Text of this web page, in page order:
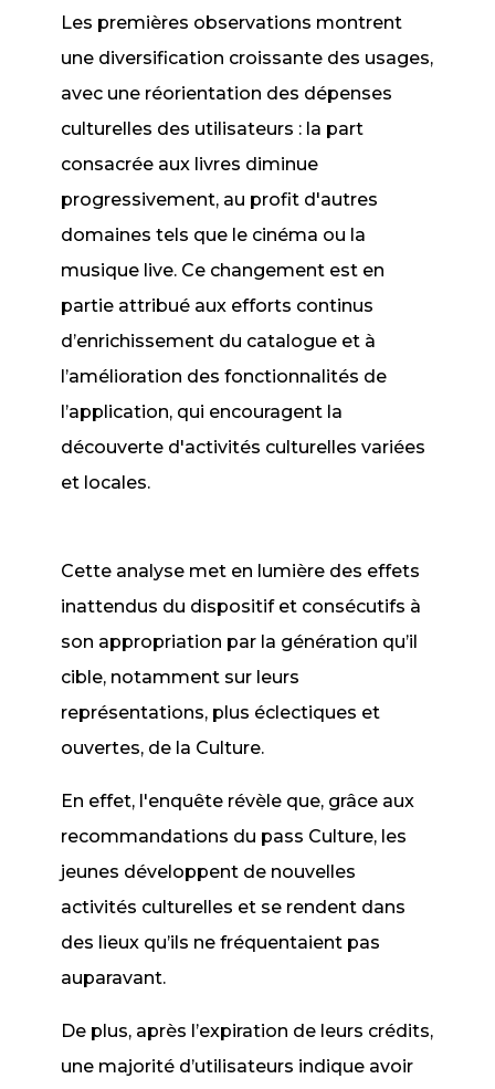
Les premières observations montrent
une diversification croissante des usages,
avec une réorientation des dépenses
culturelles des utilisateurs : la part
consacrée aux livres diminue
progressivement, au profit d'autres
domaines tels que le cinéma ou la
musique live. Ce changement est en
partie attribué aux efforts continus
d’enrichissement du catalogue et à
l’amélioration des fonctionnalités de
l’application, qui encouragent la
découverte d'activités culturelles variées
et locales.
Cette analyse met en lumière des effets
inattendus du dispositif et consécutifs à
son appropriation par la génération qu’il
cible, notamment sur leurs
représentations, plus éclectiques et
ouvertes, de la Culture.
En effet, l'enquête révèle que, grâce aux
recommandations du pass Culture, les
jeunes développent de nouvelles
activités culturelles et se rendent dans
des lieux qu’ils ne fréquentaient pas
auparavant.
De plus, après l’expiration de leurs crédits,
une majorité d’utilisateurs indique avoir